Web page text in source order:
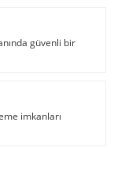
güvenli bir
imkanları